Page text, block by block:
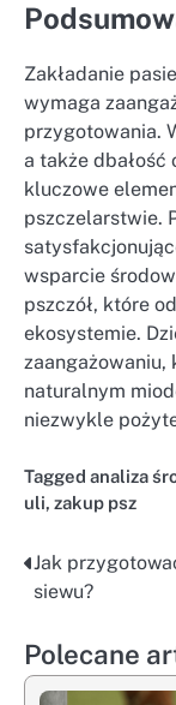
Zakładanie
wymaga
przygotowania.
a także
kluczowe
pszczelarstwie.
wsparcie
pszczół, które
ekosystemie.
zaangażowaniu,
naturalnym
niezwykle
Tagged analiza
uli, zakup psz
Nawigacja
Jak
siewu?
Polecane